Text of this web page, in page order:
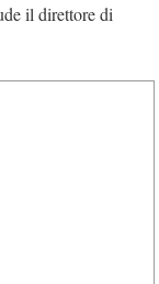
il direttore di